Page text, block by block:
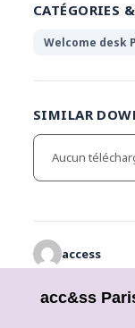
CATÉGORIES
Welcome desk
SIMILAR
Aucun
access
acc&ss